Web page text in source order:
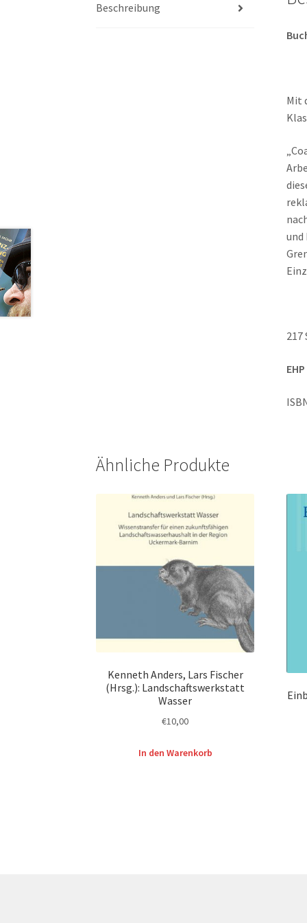
Beschreibung
Mit
und
217
Ähnliche Produkte
Kenneth Anders, Lars Fischer
(Hrsg.): Landschaftswerkstatt
Wasser
€10,00
In den Warenkorb